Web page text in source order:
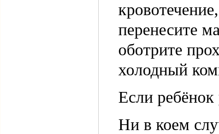
перенесите
оботрите
холодный
Если
Ни в коем